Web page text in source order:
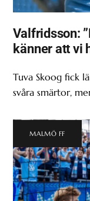
Valfridsson:
känner att vi
Tuva Skoog fick
svåra smärtor,
MALMÖ FF